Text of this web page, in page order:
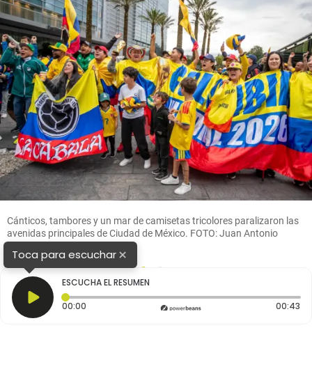
Cánticos, tambores y un mar de camisetas tricolores paralizaron las
avenidas principales de Ciudad de México. FOTO: Juan Antonio
Sánchez
Toca para escuchar×
ESCUCHA EL RESUMEN
00:00 Tiempo transcurrido: 0 segundos 00:43